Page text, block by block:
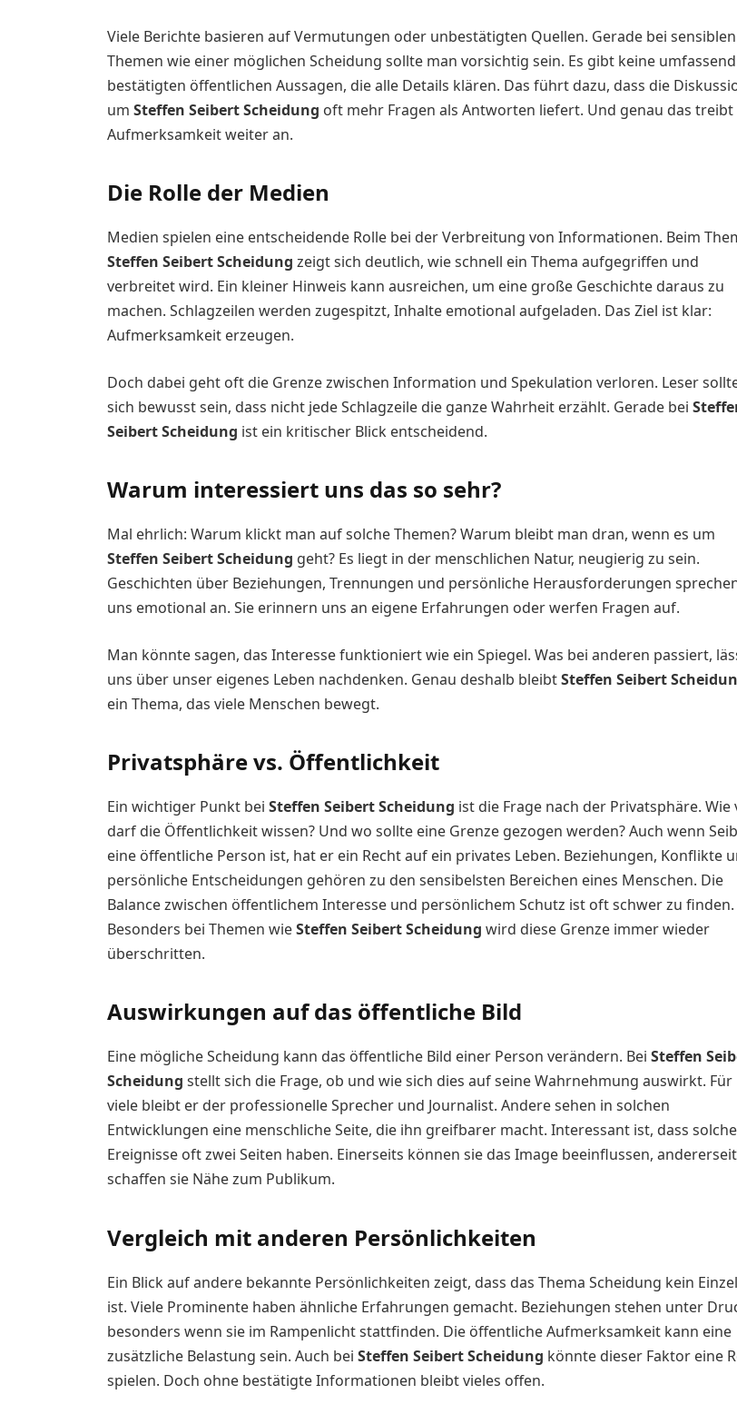
Viele Berichte basieren auf Vermutungen oder unbestätigten Quellen. Gerade bei sensiblen
Themen wie einer möglichen Scheidung sollte man vorsichtig sein. Es gibt keine umfassend
bestätigten öffentlichen Aussagen, die alle Details klären. Das führt dazu, dass die
um Steffen Seibert Scheidung oft mehr Fragen als Antworten liefert. Und genau das treibt
Aufmerksamkeit weiter an.
Die Rolle der Medien
Medien spielen eine entscheidende Rolle bei der Verbreitung von Informationen. Beim
Steffen Seibert Scheidung zeigt sich deutlich, wie schnell ein Thema aufgegriffen und
verbreitet wird. Ein kleiner Hinweis kann ausreichen, um eine große Geschichte daraus zu
machen. Schlagzeilen werden zugespitzt, Inhalte emotional aufgeladen. Das Ziel ist klar:
Aufmerksamkeit erzeugen.
Doch dabei geht oft die Grenze zwischen Information und Spekulation verloren. Leser
sich bewusst sein, dass nicht jede Schlagzeile die ganze Wahrheit erzählt. Gerade bei
Seibert Scheidung ist ein kritischer Blick entscheidend.
Warum interessiert uns das so sehr?
Mal ehrlich: Warum klickt man auf solche Themen? Warum bleibt man dran, wenn es um
Steffen Seibert Scheidung geht? Es liegt in der menschlichen Natur, neugierig zu sein.
Geschichten über Beziehungen, Trennungen und persönliche Herausforderungen
uns emotional an. Sie erinnern uns an eigene Erfahrungen oder werfen Fragen auf.
Man könnte sagen, das Interesse funktioniert wie ein Spiegel. Was bei anderen passiert,
uns über unser eigenes Leben nachdenken. Genau deshalb bleibtSteffen Seibert
ein Thema, das viele Menschen bewegt.
Privatsphäre vs. Öffentlichkeit
Ein wichtiger Punkt bei Steffen Seibert Scheidung ist die Frage nach der Privatsphäre. Wie
darf die Öffentlichkeit wissen? Und wo sollte eine Grenze gezogen werden? Auch wenn
eine öffentliche Person ist, hat er ein Recht auf ein privates Leben. Beziehungen, Konflikte
persönliche Entscheidungen gehören zu den sensibelsten Bereichen eines Menschen. Die
Balance zwischen öffentlichem Interesse und persönlichem Schutz ist oft schwer zu finden.
Besonders bei Themen wieSteffen Seibert Scheidung wird diese Grenze immer wieder
überschritten.
Auswirkungen auf das öffentliche Bild
Eine mögliche Scheidung kann das öffentliche Bild einer Person verändern. Bei Steffen
Scheidung stellt sich die Frage, ob und wie sich dies auf seine Wahrnehmung auswirkt. Für
viele bleibt er der professionelle Sprecher und Journalist. Andere sehen in solchen
Entwicklungen eine menschliche Seite, die ihn greifbarer macht. Interessant ist, dass solche
Ereignisse oft zwei Seiten haben. Einerseits können sie das Image beeinflussen,
schaffen sie Nähe zum Publikum.
Vergleich mit anderen Persönlichkeiten
Ein Blick auf andere bekannte Persönlichkeiten zeigt, dass das Thema Scheidung kein
ist. Viele Prominente haben ähnliche Erfahrungen gemacht. Beziehungen stehen unter
besonders wenn sie im Rampenlicht stattfinden. Die öffentliche Aufmerksamkeit kann eine
zusätzliche Belastung sein. Auch bei Steffen Seibert Scheidung könnte dieser Faktor eine
spielen. Doch ohne bestätigte Informationen bleibt vieles offen.